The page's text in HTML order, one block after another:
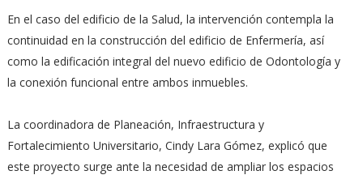
En el caso del edificio de la Salud, la intervención contempla la
continuidad en la construcción del edificio de Enfermería, así
como la edificación integral del nuevo edificio de Odontología y
la conexión funcional entre ambos inmuebles.
La coordinadora de Planeación, Infraestructura y
Fortalecimiento Universitario, Cindy Lara Gómez, explicó que
este proyecto surge ante la necesidad de ampliar los espacios